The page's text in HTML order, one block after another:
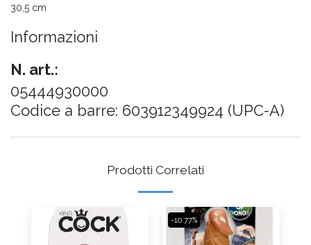
30,5 cm
Informazioni
N. art.:
05444930000
Codice a barre: 603912349924 (UPC-A)
Prodotti Correlati
-10.77%